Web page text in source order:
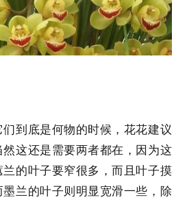
到底是何物的时候，花花建议
这还是需要两者都在，因为这
的叶子要窄很多，而且叶子摸
兰的叶子则明显宽滑一些，除